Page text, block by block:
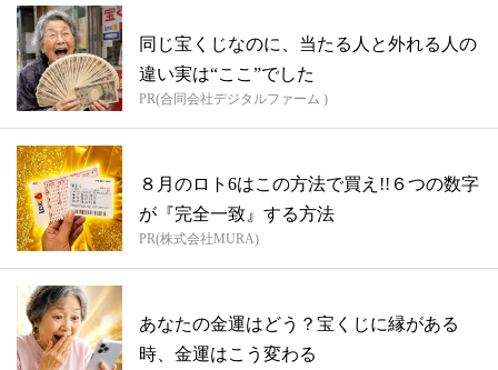
同じ宝くじなのに、当たる人と外れる人の
違い実は“ここ”でした
PR(合同会社デジタルファーム )
８月のロト6はこの方法で買え!!６つの数字
が『完全一致』する方法
PR(株式会社MURA)
あなたの金運はどう？宝くじに縁がある
時、金運はこう変わる